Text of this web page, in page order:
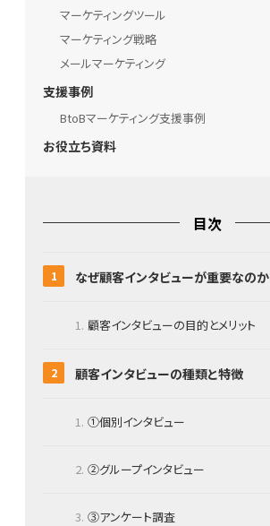
マーケティングツール
マーケティング戦略
メールマーケティング
支援事例
BtoBマーケティング支援事例
お役立ち資料
目次
なぜ顧客インタビューが重要なのか
顧客インタビューの目的とメリット
顧客インタビューの種類と特徴
①個別インタビュー
②グループインタビュー
③アンケート調査